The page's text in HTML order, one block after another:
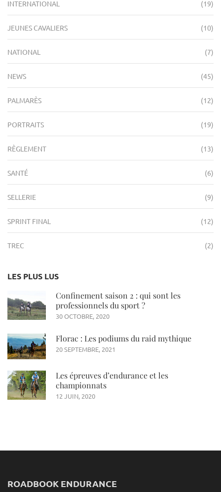
INTERNATIONAL (19)
JEUNES CAVALIERS (10)
NATIONAL (7)
NEWS (45)
PALMARÈS (12)
PORTRAITS (19)
RÈGLEMENT (13)
SANTÉ (6)
SELLERIE (9)
SPRINT FINAL (12)
TREC (2)
LES PLUS LUS
Confinement saison 2 : qui sont les
professionnels du sport ?
30 OCTOBRE, 2020
Florac : Les podiums du raid mythique
20 SEPTEMBRE, 2021
Les épreuves d’endurance et les
championnats
12 JUIN, 2020
ROADBOOK ENDURANCE